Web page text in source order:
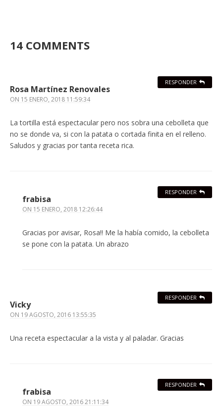
14 COMMENTS
Rosa Martínez Renovales
ON 15 ENERO, 2018 11:59:34
La tortilla está espectacular pero nos sobra una cebolleta que
no se donde va, si con la patata o cortada finita en el relleno.
Saludos y gracias por tanta receta rica.
RESPONDER
frabisa
ON 15 ENERO, 2018 12:26:44
Gracias por avisar, Rosa!! Me la había comido, la cebolleta
se pone con la patata. Un abrazo
RESPONDER
Vicky
ON 19 AGOSTO, 2016 13:55:35
Una receta espectacular a la vista y al paladar. Gracias
RESPONDER
frabisa
ON 19 AGOSTO, 2016 21:11:34
RESPONDER